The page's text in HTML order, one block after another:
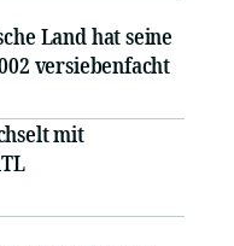
Land hat seine
versiebenfacht
mit